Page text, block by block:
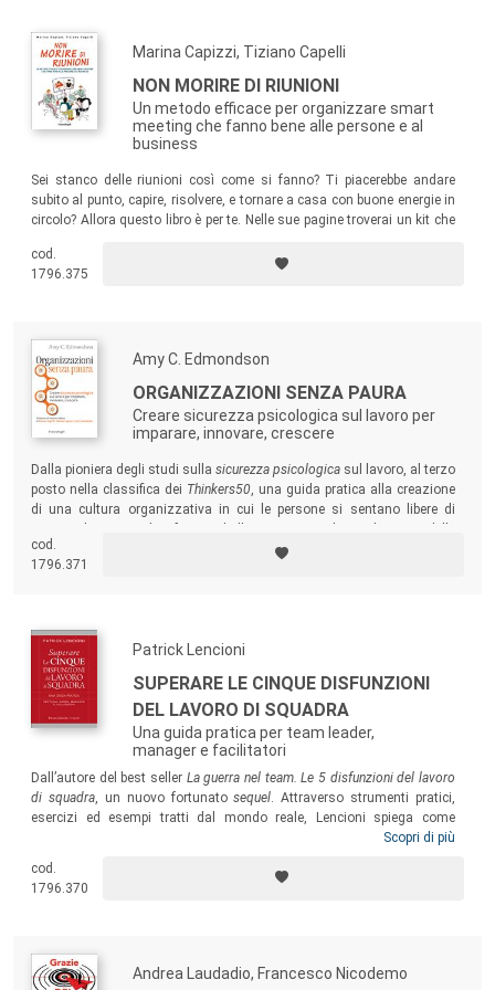
Marina Capizzi, Tiziano Capelli
NON MORIRE DI RIUNIONI
Un metodo efficace per organizzare smart
meeting che fanno bene alle persone e al
business
Sei stanco delle riunioni così come si fanno? Ti piacerebbe andare
subito al punto, capire, risolvere, e tornare a casa con buone energie in
circolo? Allora questo libro è per te. Nelle sue pagine troverai un kit che
smart meeting, attraverso alcuni passaggi: finalizzazione,
focalizzazione e
cod.
1796.375
Amy C. Edmondson
ORGANIZZAZIONI SENZA PAURA
Creare sicurezza psicologica sul lavoro per
imparare, innovare, crescere
Dalla pioniera degli studi sulla sicurezza psicologica sul lavoro, al terzo
posto nella classifica dei Thinkers50, una guida pratica alla creazione
di una cultura organizzativa in cui le persone si sentano libere di
competenze.
cod.
1796.371
Patrick Lencioni
SUPERARE LE CINQUE DISFUNZIONI
DEL LAVORO DI SQUADRA
Una guida pratica per team leader,
manager e facilitatori
Dall’autore del best seller La guerra nel team. Le 5 disfunzioni del lavoro
di squadra, un nuovo fortunatosequel . Attraverso strumenti pratici,
esercizi ed esempi tratti dal mondo reale, Lencioni spiega come
concretamente superare le cinque celebri disfunzioni che paralizzano il
affianca a considerazioni generali la narrazione di storie
emblematiche di vita quotidiana nel mondo delle organizzazioni.
Scopri di più
cod.
1796.370
Andrea Laudadio, Francesco Nicodemo